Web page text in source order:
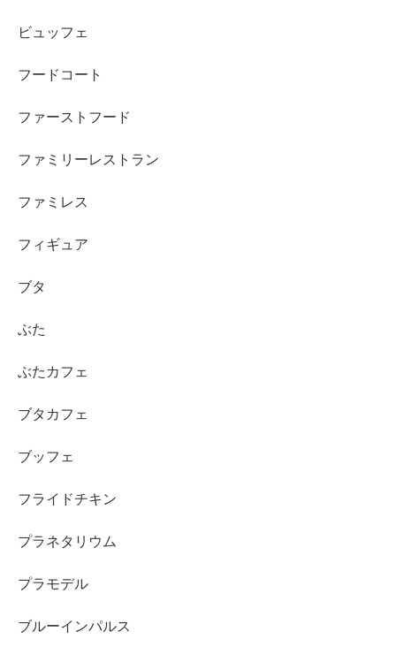
ビュッフェ
フードコート
ファーストフード
ファミリーレストラン
ファミレス
フィギュア
ブタ
ぶた
ぶたカフェ
ブタカフェ
ブッフェ
フライドチキン
プラネタリウム
プラモデル
ブルーインパルス